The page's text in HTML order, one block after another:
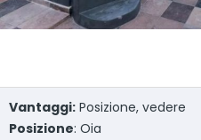
Vantaggi: Posizione, vedere
Posizione: Oia